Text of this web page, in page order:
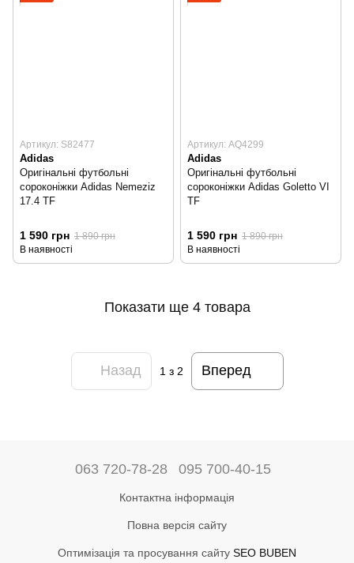
Артикул: S82477
Adidas
Оригінальні футбольні
сороконіжки Adidas Nemeziz
17.4 TF
1 590 грн 1 890 грн
В наявності
Артикул: AQ4299
Adidas
Оригінальні футбольні
сороконіжки Adidas Goletto VI
TF
1 590 грн 1 890 грн
В наявності
Показати ще 4 товара
Назад 1 з 2 Вперед
063 720-78-28 095 700-40-15
Контактна інформація
Повна версія сайту
Оптимізація та просування сайту SEO BUBEN